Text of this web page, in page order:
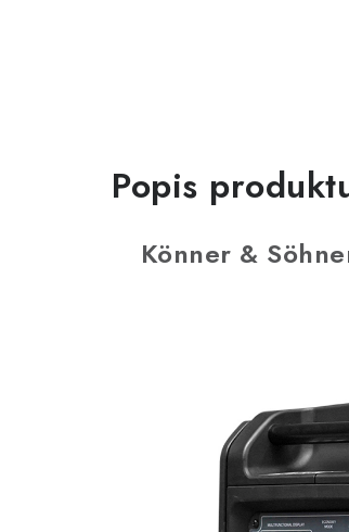
Popis
Könner &